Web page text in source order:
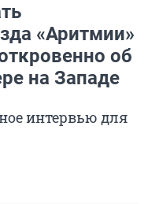
«Аритмии»
об
на Западе
интервью для